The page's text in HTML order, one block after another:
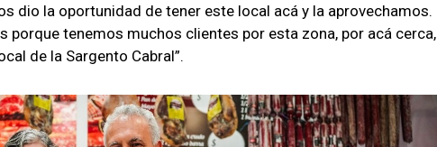
dio la oportunidad de tener este local acá y la aprovechamos.
porque tenemos muchos clientes por esta zona, por acá cerca,
de la Sargento Cabral”.